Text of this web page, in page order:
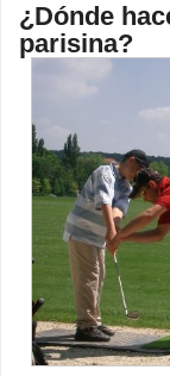
¿Dónde
parisina?